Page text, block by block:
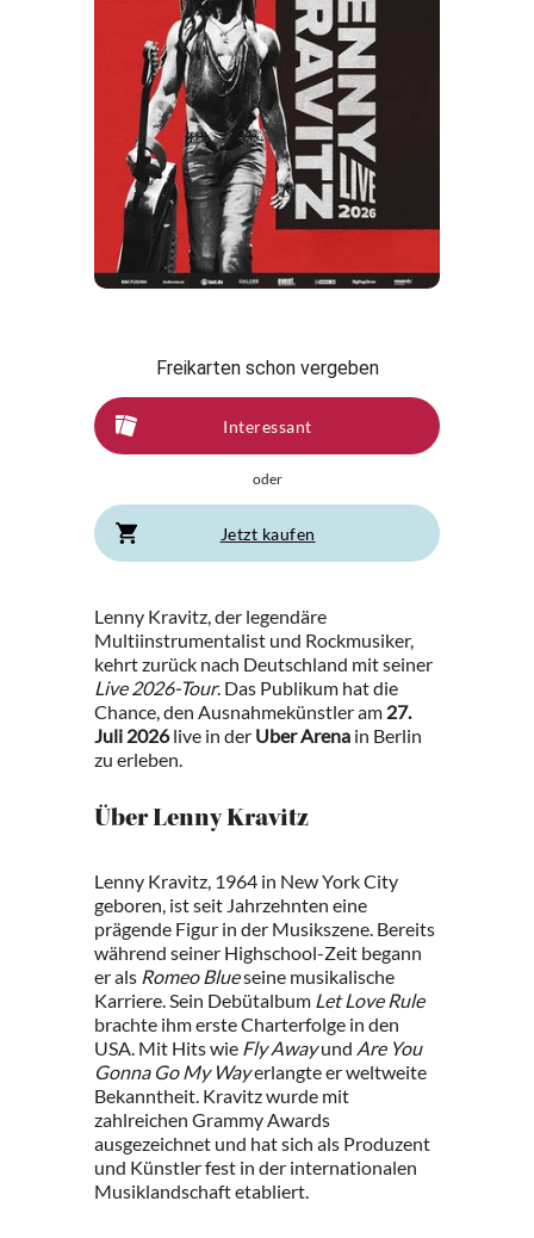
Freikarten schon vergeben
Interessant
oder
Jetzt kaufen
Lenny Kravitz, der legendäre
Multiinstrumentalist und Rockmusiker,
kehrt zurück nach Deutschland mit seiner
Live 2026-Tour. Das Publikum hat die
Chance, den Ausnahmekünstler am 27.
Juli 2026live in der Uber Arena in Berlin
zu erleben.
Über Lenny Kravitz
Lenny Kravitz, 1964 in New York City
geboren, ist seit Jahrzehnten eine
prägende Figur in der Musikszene. Bereits
während seiner Highschool-Zeit begann
er als Romeo Blueseine musikalische
Karriere. Sein Debütalbum Let Love Rule
brachte ihm erste Charterfolge in den
USA. Mit Hits wie Fly Awayund Are You
Gonna Go My Wayerlangte er weltweite
Bekanntheit. Kravitz wurde mit
zahlreichen Grammy Awards
ausgezeichnet und hat sich als Produzent
und Künstler fest in der internationalen
Musiklandschaft etabliert.